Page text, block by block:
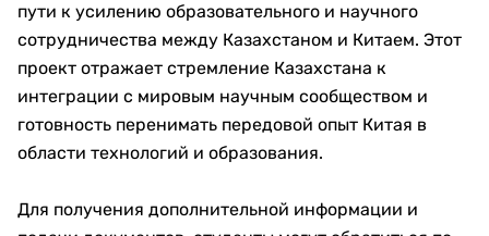
пути к усилению образовательного и научного
сотрудничества между Казахстаном и Китаем. Этот
проект отражает стремление Казахстана к
интеграции с мировым научным сообществом и
готовность перенимать передовой опыт Китая в
области технологий и образования.
Для получения дополнительной информации и